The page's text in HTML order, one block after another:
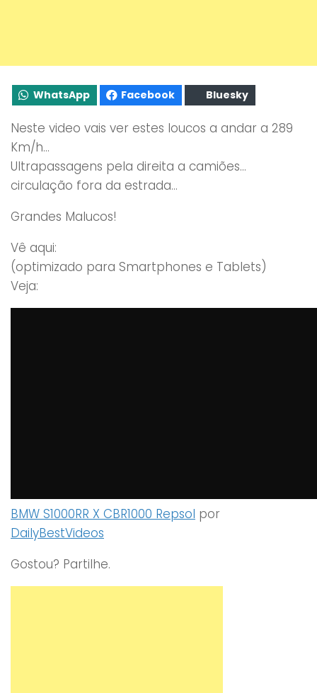
WhatsApp Facebook Bluesky
Neste video vais ver estes loucos a andar a 289
Km/h…
Ultrapassagens pela direita a camiões…
circulação fora da estrada…
Grandes Malucos!
Vê aqui:
(optimizado para Smartphones e Tablets)
Veja:
BMW S1000RR X CBR1000 Repsol por
DailyBestVideos
Gostou? Partilhe.